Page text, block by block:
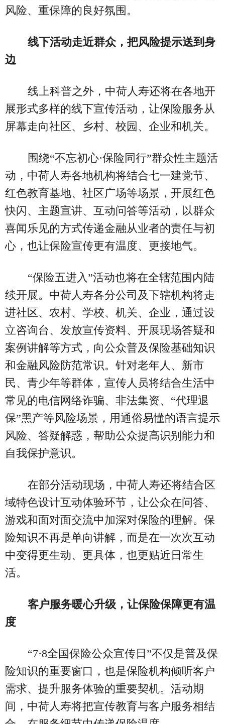
风险、重保障的良好氛围。
线下活动走近群众，把风险提示送到身
边
线上科普之外，中荷人寿还将在各地开
展形式多样的线下宣传活动，让保险服务从
屏幕走向社区、乡村、校园、企业和机关。
围绕“不忘初心·保险同行”群众性主题活
动，中荷人寿各地机构将结合七一建党节、
红色教育基地、社区广场等场景，开展红色
快闪、主题宣讲、互动问答等活动，以群众
喜闻乐见的方式传递金融从业者的责任与初
心，也让保险宣传更有温度、更接地气。
“保险五进入”活动也将在全辖范围内陆
续开展。中荷人寿各分公司及下辖机构将走
进社区、农村、学校、机关、企业，通过设
立咨询台、发放宣传资料、开展现场答疑和
案例讲解等方式，向公众普及保险基础知识
和金融风险防范常识。针对老年人、新市
民、青少年等群体，宣传人员将结合生活中
常见的电信网络诈骗、非法集资、“代理退
保”黑产等风险场景，用通俗易懂的语言提示
风险、答疑解惑，帮助公众提高识别能力和
自我保护意识。
在部分活动现场，中荷人寿还将结合区
域特色设计互动体验环节，让公众在问答、
游戏和面对面交流中加深对保险的理解。保
险知识不再是单向讲解，而是在一次次互动
中变得更生动、更具体，也更贴近日常生
活。
客户服务暖心升级，让保险保障更有温
度
“7·8全国保险公众宣传日”不仅是普及保
险知识的重要窗口，也是保险机构倾听客户
需求、提升服务体验的重要契机。活动期
间，中荷人寿将把宣传教育与客户服务相结